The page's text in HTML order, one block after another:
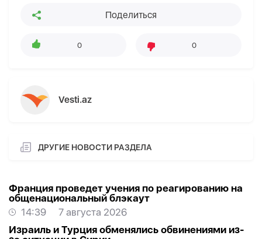
Поделиться
0 0
Vesti.az
ДРУГИЕ НОВОСТИ РАЗДЕЛА
Франция проведет учения по реагированию на
общенациональный блэкаут
14:39
7 августа 2026
Израиль и Турция обменялись обвинениями из-